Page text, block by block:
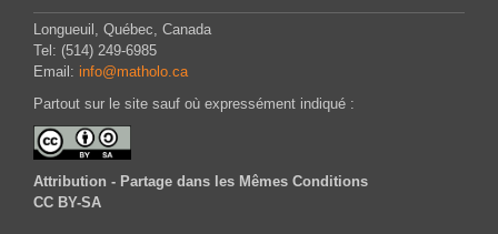
Longueuil, Québec, Canada
Tel: (514) 249-6985
Email: info@matholo.ca
Partout sur le site sauf où expressément indiqué :
Attribution - Partage dans les Mêmes Conditions
CC BY-SA